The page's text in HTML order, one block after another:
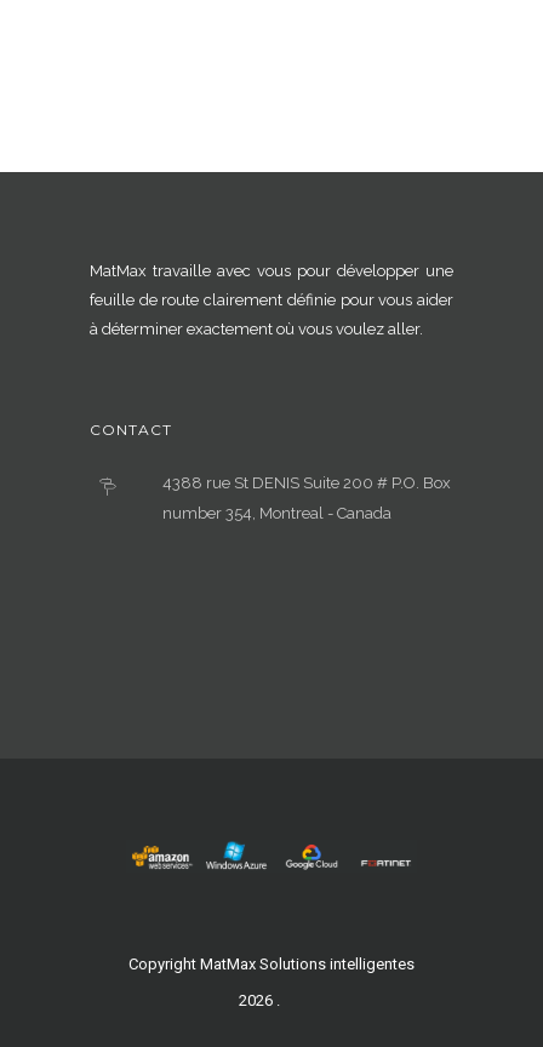
MatMax travaille avec vous pour développer une
feuille de route clairement définie pour vous aider
à déterminer exactement où vous voulez aller.
CONTACT
4388 rue St DENIS Suite 200 # P.O. Box
number 354, Montreal - Canada
Copyright MatMax Solutions intelligentes
2026 .